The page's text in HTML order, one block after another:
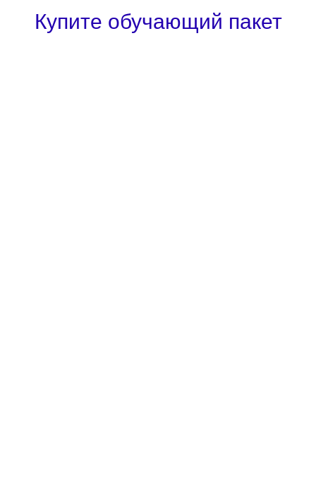
Купите обучающий пакет